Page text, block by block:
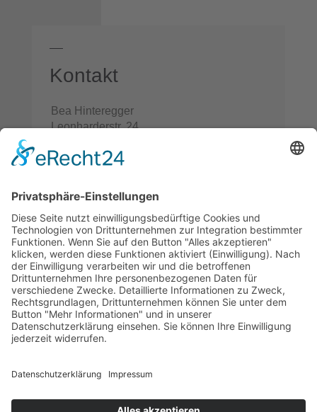
Kontakt
Bea Hinteregger
Leonharderstr. 24
Italien/Südtirol
mail@bea-hinteregger.art
©Bea Hinteregger Impressum Datenschutz
MwSt.-Nr. 03278460211
powered bytrend-media.com